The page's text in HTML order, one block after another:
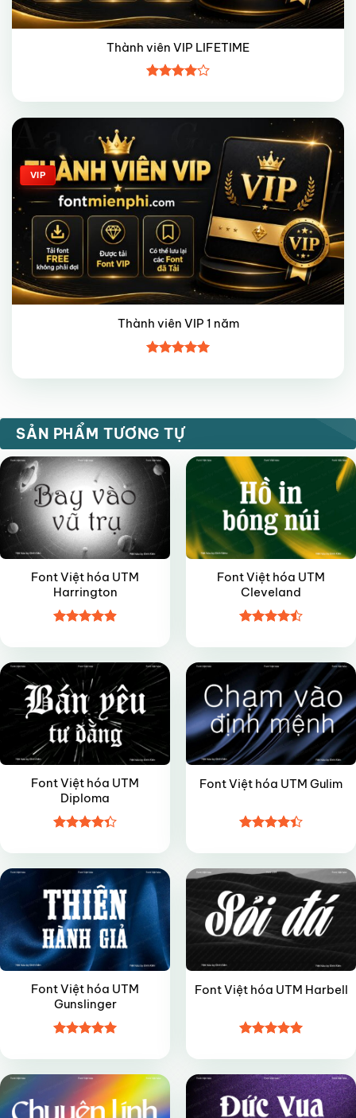
Thành viên VIP LIFETIME
xếp hạng
45 sao
Giảm giá!
VIP
Thành viên VIP 1 năm
hạng55
SẢN PHẨM TƯƠNG TỰ
FREE
Font Việt hóa UTM
Harrington
hạng4.95
sao
Font Việt hóa UTM
Cleveland
hạng4.45
5 sao
Font Việt hóa UTM
Diploma
hạng4.35
5 sao
Font Việt hóa UTM Gulim
hạng4.4
5 sao
Font Việt hóa UTM
Gunslinger
hạng55
sao
Font Việt hóa UTM Harbell
hạng55
sao